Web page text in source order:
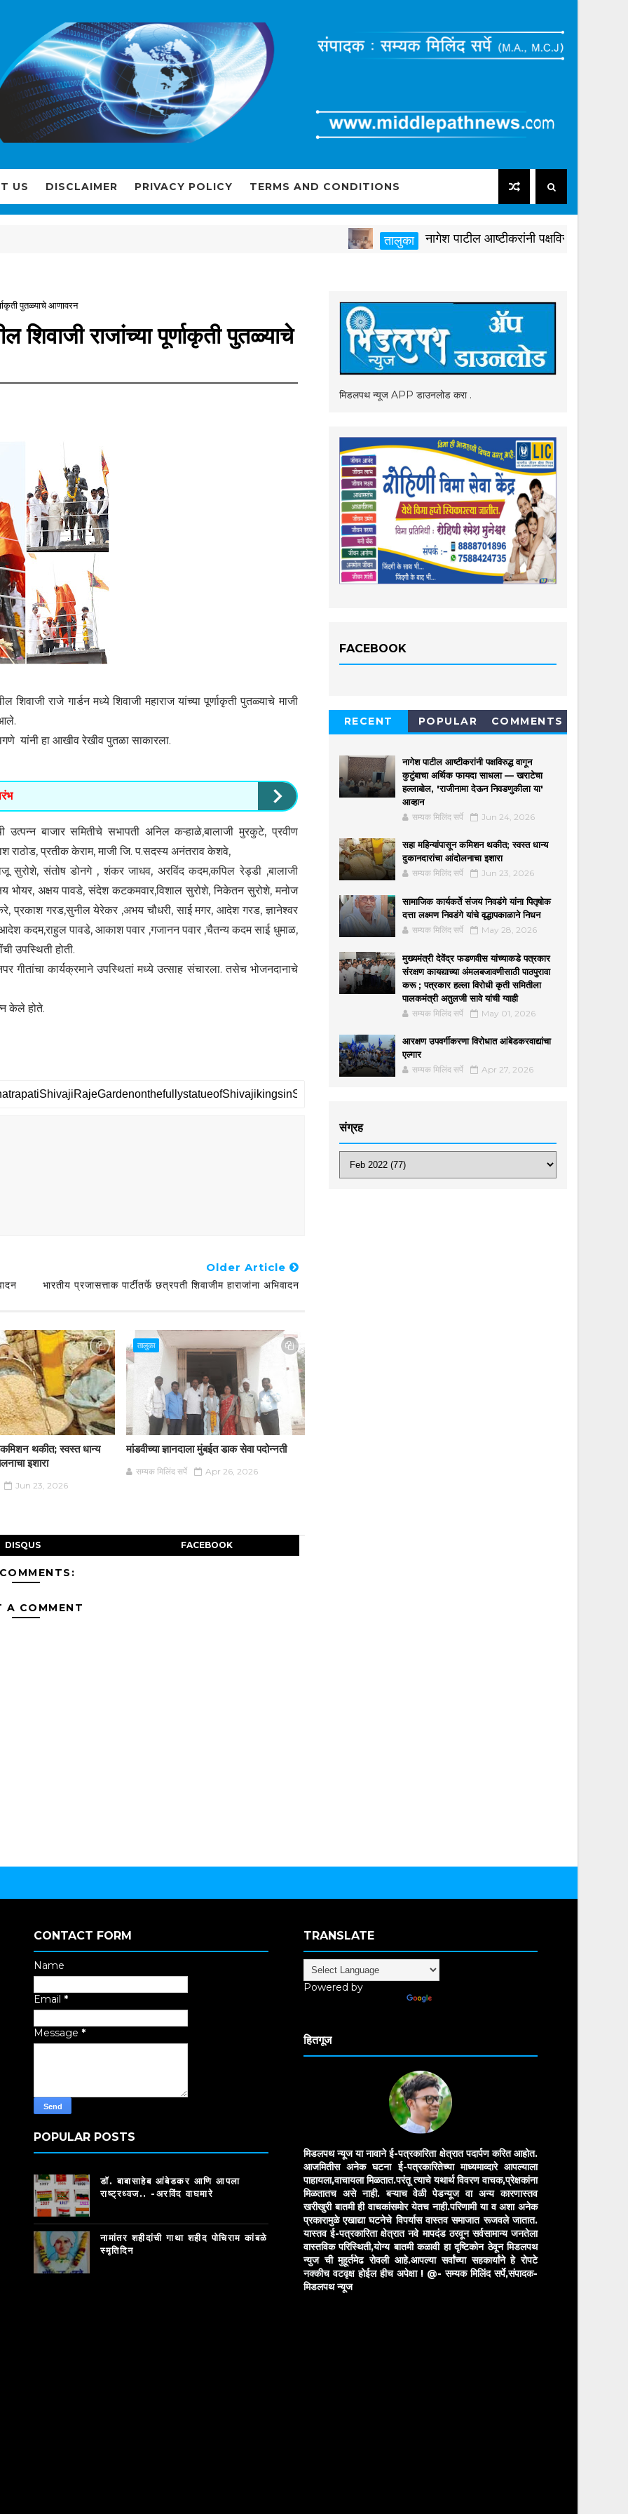
US DISCLAIMER PRIVACY POLICY TERMS AND CONDITIONS
तालुका नागेश पाटील आष्टीकरांनी पक्षविरुद्ध वागून कुटुंबाचा
पुतळ्याचे आणावरन
शिवाजी राजांच्या पूर्णाकृती पुतळ्याचे
राजे गार्डन मध्ये शिवाजी महाराज यांच्या पूर्णाकृती पुतळ्याचे माजी
यांनी हा आखीव रेखीव पुतळा साकारला.
बाजार समितीचे सभापती अनिल कऱ्हाळे,बालाजी मुरकुटे, प्रवीण
राठोड, प्रतीक केराम, माजी जि. प.सदस्य अनंतराव केशवे,
सुरोशे, संतोष डोनगे , शंकर जाधव, अरविंद कदम,कपिल रेड्डी ,बालाजी
भोयर, अक्षय पावडे, संदेश कटकमवार,विशाल सुरोशे, निकेतन सुरोशे, मनोज
प्रकाश गरड,सुनील येरेकर ,अभय चौधरी, साई मगर, आदेश गरड, ज्ञानेश्वर
कदम,राहुल पावडे, आकाश पवार ,गजानन पवार ,चैतन्य कदम साई धुमाळ,
उपस्थिती होती.
गीतांचा कार्यक्रमाने उपस्थितां मध्ये उत्साह संचारला. तसेच भोजनदानाचे
केले होते.
Older Article
भारतीय प्रजासत्ताक पार्टीतर्फे छत्रपती शिवाजीम हाराजांना अभिवादन
कमिशन थकीत; स्वस्त धान्य
इशारा
Jun 23, 2026
तालुका
मांडवीच्या ज्ञानदाला मुंबईत डाक सेवा पदोन्नती
सम्यक मिलिंद सर्पे Apr 26, 2026
DISQUS FACEBOOK
A COMMENT
मिडलपथ न्यूज APP डाउनलोड करा .
FACEBOOK
RECENT POPULAR COMMENTS
नागेश पाटील आष्टीकरांनी पक्षविरुद्ध वागून
कुटुंबाचा अर्थिक फायदा साधला — खराटेचा
हल्लाबोल, 'राजीनामा देऊन निवडणुकीला या'
आव्हान
सम्यक मिलिंद सर्पे Jun 24, 2026
सहा महिन्यांपासून कमिशन थकीत; स्वस्त धान्य
दुकानदारांचा आंदोलनाचा इशारा
सम्यक मिलिंद सर्पे Jun 23, 2026
सामाजिक कार्यकर्ते संजय निवडंगे यांना पितृषोक
दत्ता लक्ष्मण निवडंगे यांचे वृद्धापकाळाने निधन
सम्यक मिलिंद सर्पे May 28, 2026
मुख्यमंत्री देवेंद्र फडणवीस यांच्याकडे पत्रकार
संरक्षण कायद्याच्या अंमलबजावणीसाठी पाठपुरावा
करू ; पत्रकार हल्ला विरोधी कृती समितीला
पालकमंत्री अतुलजी सावे यांची ग्वाही
सम्यक मिलिंद सर्पे May 01, 2026
आरक्षण उपवर्गीकरणा विरोधात आंबेडकरवाद्यांचा
एल्गार
सम्यक मिलिंद सर्पे Apr 27, 2026
संग्रह
CONTACT FORM
Name
Email *
Message *
POPULAR POSTS
डॉ. बाबासाहेब आंबेडकर आणि आपला
राष्ट्रध्वज.. -अरविंद वाघमारे
नामांतर शहीदांची गाथा शहीद पोचिराम कांबळे
स्मृतिदिन
TRANSLATE
Powered by
हितगूज
मिडलपथ न्यूज या नावाने ई-पत्रकारिता क्षेत्रात पदार्पण करित आहोत.
आजमितीस अनेक घटना ई-पत्रकारितेच्या माध्यमाव्दारे आपल्याला
पाहायला,वाचायला मिळतात.परंतू त्याचे यथार्थ विवरण वाचक,प्रेक्षकांना
मिळतातच असे नाही. बऱ्याच वेळी पेडन्यूज वा अन्य कारणास्तव
खरीखुरी बातमी ही वाचकांसमोर येतच नाही.परिणामी या व अशा अनेक
प्रकारामुळे एखाद्या घटनेचे विपर्यास वास्तव समाजात रूजवले जातात.
यास्तव ई-पत्रकारिता क्षेत्रात नवे मापदंड ठरवून सर्वसामान्य जनतेला
वास्तविक परिस्थिती,योग्य बातमी कळावी हा दृष्टिकोन ठेवून मिडलपथ
न्युज ची मुहूर्तमेढ रोवली आहे.आपल्या सर्वांच्या सहकार्यांने हे रोपटे
नक्कीच वटवृक्ष होईल हीच अपेक्षा ! @- सम्यक मिलिंद सर्पे,संपादक-
मिडलपथ न्यूज